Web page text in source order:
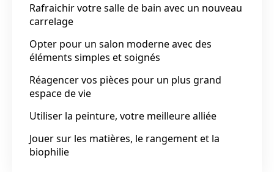
Rafraichir votre salle de bain avec un nouveau
carrelage
Opter pour un salon moderne avec des
éléments simples et soignés
Réagencer vos pièces pour un plus grand
espace de vie
Utiliser la peinture, votre meilleure alliée
Jouer sur les matières, le rangement et la
biophilie